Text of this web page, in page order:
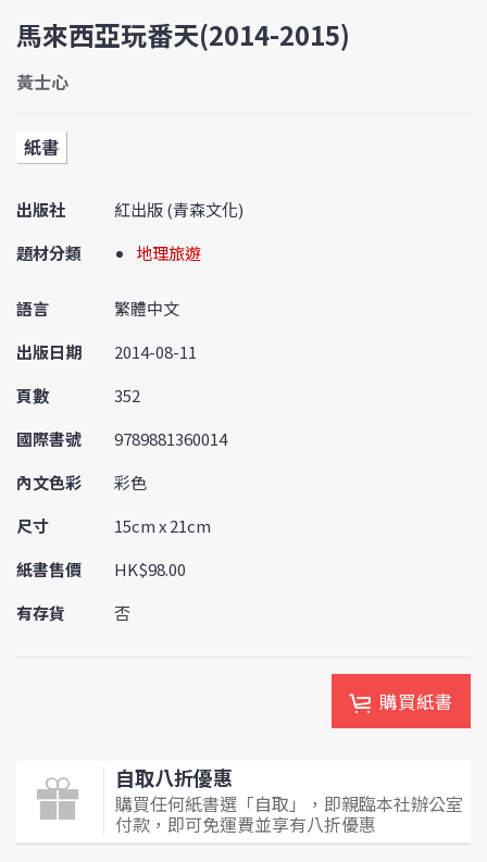
馬來西亞玩番天(2014-2015)
黃士心
紙書
出版社
紅出版 (青森文化)
題材分類
地理旅遊
語言
繁體中文
出版日期
2014-08-11
頁數
352
國際書號
9789881360014
內文色彩
彩色
尺寸
15cm x 21cm
紙書售價
HK$98.00
有存貨
否
購買紙書
自取八折優惠
購買任何紙書選「自取」，即親臨本社辦公室
付款，即可免運費並享有八折優惠